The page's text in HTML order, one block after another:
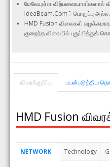
மேலேயுள்ள விற்பனையாளர்களால்
IdeaBeam.Com் பொறுப்பு அல்ல.
HMD Fusion விலைகள் வழக்கமாக
குறைந்த விலையில்
விவரக்குறிப்பு பயன்படுத்திய
HMD Fusion
NETWORK Technology